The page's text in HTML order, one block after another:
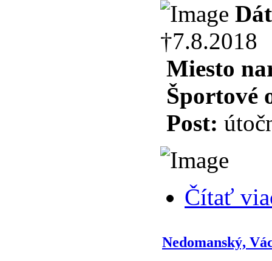
†7.8.2018
Miesto
Športové
Post:
Čítať
Nedomanský,